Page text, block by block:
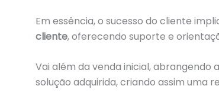
Em essência, o sucesso do cliente
cliente, oferecendo suporte e
Vai além da venda inicial,
solução adquirida, criando assim uma